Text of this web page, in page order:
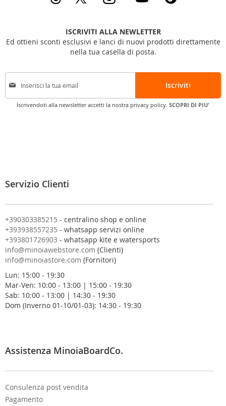
ISCRIVITI ALLA NEWLETTER
Ed ottieni sconti esclusivi e lanci di nuovi prodotti direttamente
nella tua casella di posta.
I
c
l
n
o
s
t
r
a
e
w
s
l
e
:
Iscriviti
Iscrivendoti alla newsletter accetti la nostra privacy policy. SCOPRI DI PIU'
Servizio Clienti
+390303385215 - centralino shop e online
+393938557235 - whatsapp servizi online
+393801726903 - whatsapp kite e watersports
info@minoiawebstore.com (Clienti)
info@minoiastore.com (Fornitori)
Lun: 15:00 - 19:30
Mar-Ven: 10:00 - 13:00 | 15:00 - 19:30
Sab: 10:00 - 13:00 | 14:30 - 19:30
Dom (Inverno 01-10/01-03): 14:30 - 19:30
Assistenza MinoiaBoardCo.
Consulenza post vendita
Pagamento